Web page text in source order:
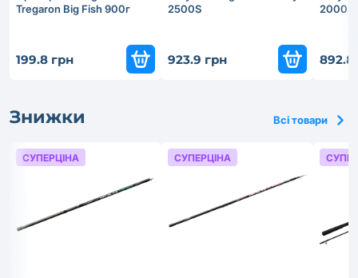
Tregaron Big Fish 900г
199.8 грн
2500S
923.9 грн
2000S
892.8
Знижки Всі товари
СУПЕРЦІНА СУПЕРЦІНА